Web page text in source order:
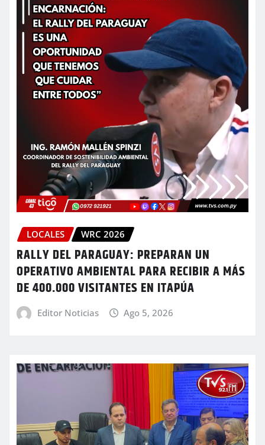
LOCALES WRC 2026
RALLY DEL PARAGUAY: PREPARAN UN
OPERATIVO AMBIENTAL PARA RECIBIR A MÁS
DE 400.000 VISITANTES EN ITAPÚA
Editor Noticias Ago 5, 2026